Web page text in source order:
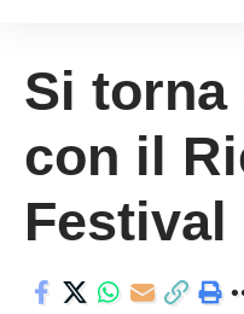
Si torna
con il
Festival